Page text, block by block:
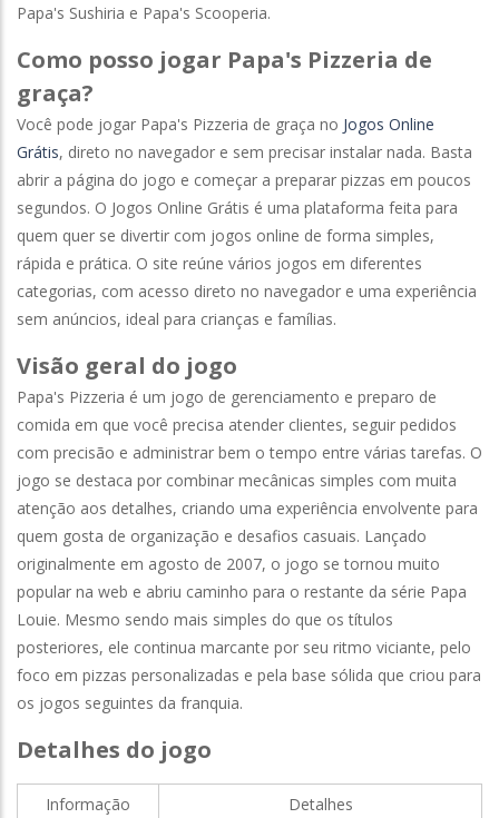
Papa's Sushiria e Papa's Scooperia.
Como posso jogar Papa's Pizzeria de
graça?
Você pode jogar Papa's Pizzeria de graça no Jogos Online
Grátis, direto no navegador e sem precisar instalar nada. Basta
abrir a página do jogo e começar a preparar pizzas em poucos
segundos. O Jogos Online Grátis é uma plataforma feita para
quem quer se divertir com jogos online de forma simples,
rápida e prática. O site reúne vários jogos em diferentes
categorias, com acesso direto no navegador e uma experiência
sem anúncios, ideal para crianças e famílias.
Visão geral do jogo
Papa's Pizzeria é um jogo de gerenciamento e preparo de
comida em que você precisa atender clientes, seguir pedidos
com precisão e administrar bem o tempo entre várias tarefas. O
jogo se destaca por combinar mecânicas simples com muita
atenção aos detalhes, criando uma experiência envolvente para
quem gosta de organização e desafios casuais. Lançado
originalmente em agosto de 2007, o jogo se tornou muito
popular na web e abriu caminho para o restante da série Papa
Louie. Mesmo sendo mais simples do que os títulos
posteriores, ele continua marcante por seu ritmo viciante, pelo
foco em pizzas personalizadas e pela base sólida que criou para
os jogos seguintes da franquia.
Detalhes do jogo
Informação Detalhes